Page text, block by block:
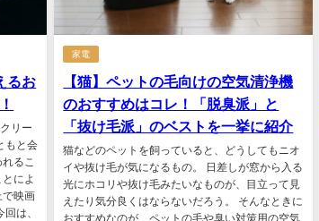
るお
リー
もと会
るこ
によ
で映画
は、
家電
【猫】ペットの毛向けの空気清浄機
のおすすめはコレ！「脱臭派」と
「抜け毛派」のベストを一挙に紹介
猫などのペットを飼っていると、どうしてもニオ
イや抜け毛が気になるもの。 日差しが窓から入る
光にホコリや抜け毛みたいなものが、目立って見
えたり気分良くはならないだろう。 そんなときに
おすすめなのが、ペットの毛や臭い対策用の空気